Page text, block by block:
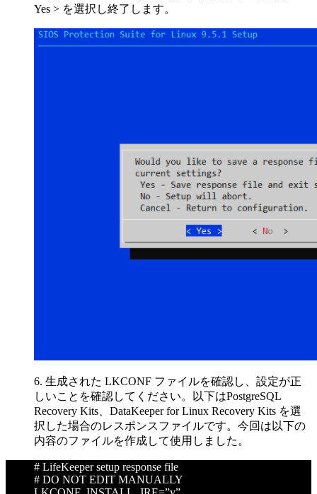
Yes > を選択し終了します。
6. 生成された LKCONF ファイルを確認し、設定が正
しいことを確認してください。以下はPostgreSQL
Recovery Kits、DataKeeper for Linux Recovery Kits を選
択した場合のレスポンスファイルです。今回は以下の
内容のファイルを作成して使用しました。
# LifeKeeper setup response file
# DO NOT EDIT MANUALLY